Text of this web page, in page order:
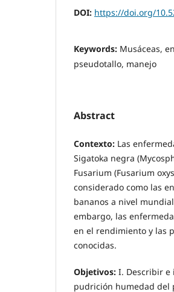
DOI: https://doi.org/
Keywords: Musáceas,
pseudotallo, manejo
Abstract
Contexto: Las
Sigatoka negra
Fusarium (Fusarium
considerado como las
bananos a nivel
embargo, las
en el rendimiento y las
conocidas.
Objetivos: I. Describir e
pudrición humedad del